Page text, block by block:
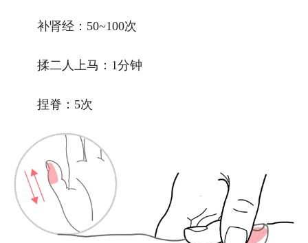
补肾经：50~100次
揉二人上马：1分钟
捏脊：5次